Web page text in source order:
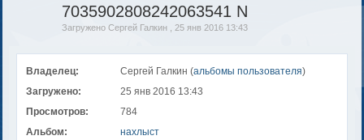
7035902808242063541 N
Загружено Сергей Галкин , 25 янв 2016 13:43
Владелец: Сергей Галкин (альбомы пользователя)
Загружено:
25 янв 2016 13:43
Просмотров:
784
Альбом:
нахлыст